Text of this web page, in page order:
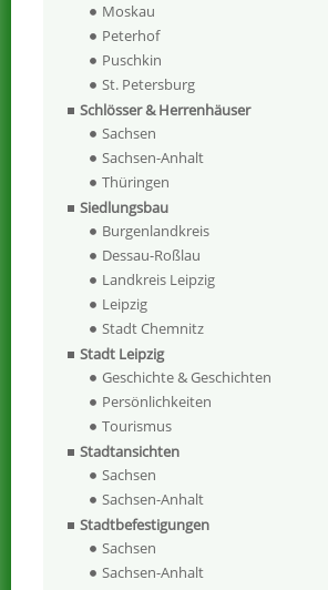
Moskau
Peterhof
Puschkin
St. Petersburg
Schlösser & Herrenhäuser
Sachsen
Sachsen-Anhalt
Thüringen
Siedlungsbau
Burgenlandkreis
Dessau-Roßlau
Landkreis Leipzig
Leipzig
Stadt Chemnitz
Stadt Leipzig
Geschichte & Geschichten
Persönlichkeiten
Tourismus
Stadtansichten
Sachsen
Sachsen-Anhalt
Stadtbefestigungen
Sachsen
Sachsen-Anhalt